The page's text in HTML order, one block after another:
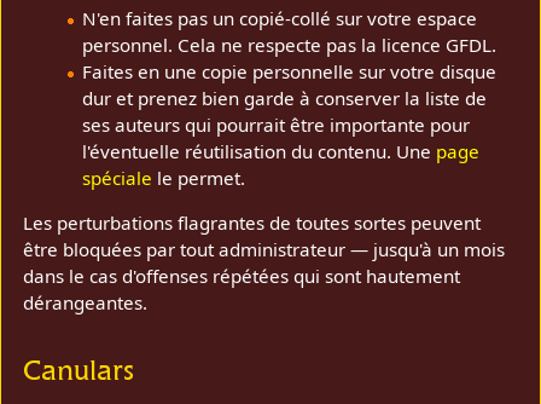
N'en faites pas un copié-collé sur votre espace
personnel. Cela ne respecte pas la licence GFDL.
Faites en une copie personnelle sur votre disque
dur et prenez bien garde à conserver la liste de
ses auteurs qui pourrait être importante pour
l'éventuelle réutilisation du contenu. Une page
spéciale le permet.
Les perturbations flagrantes de toutes sortes peuvent
être bloquées par tout administrateur — jusqu'à un mois
dans le cas d'offenses répétées qui sont hautement
dérangeantes.
Canulars